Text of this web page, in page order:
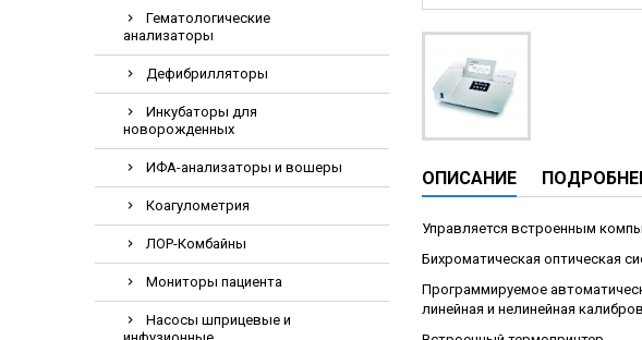
ПЦР анализаторы
Рентгеновские аппараты
Тракционные кровати
УЗИ аппараты
Электрокардиографы
Гематологические
анализаторы
Дефибрилляторы
Инкубаторы для
новорожденных
ИФА-анализаторы и вошеры
Коагулометрия
ЛОР-Комбайны
Мониторы пациента
Насосы шприцевые и
ОПИСАНИЕ
Управляется встроенным
Бихроматическая оптическая
Программируемое
линейная и нелинейная